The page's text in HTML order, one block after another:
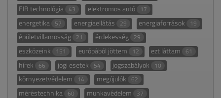
EIB technológia 43 elektromos autó 17
energetika 57 energiaellátás 29 energiaforrások 19
épületvillamosság 21 érdekesség 29
eszközeink 151 európából jöttem 12 ezt láttam 61
hírek 66 jogi esetek 54 jogszabályok 10
környezetvédelem 14 megújulók 62
méréstechnika 60 munkavédelem 37